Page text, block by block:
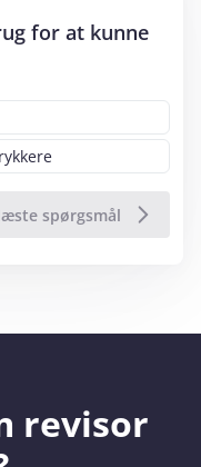
for at kunne
revisor